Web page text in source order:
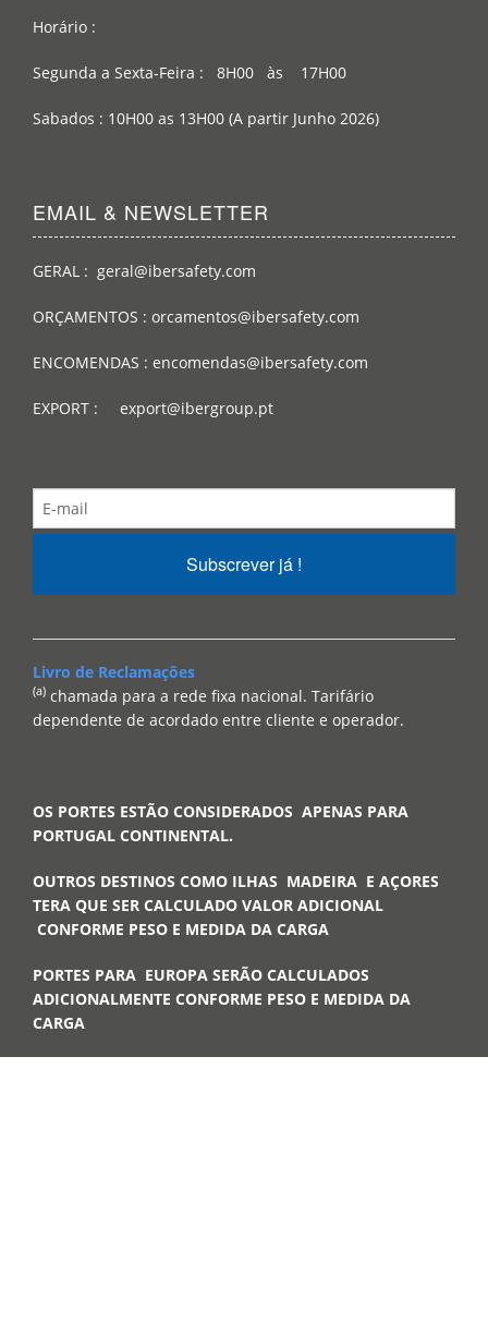
Horário :
Segunda a Sexta-Feira : 8H00 às 17H00
Sabados : 10H00 as 13H00 (A partir Junho 2026)
EMAIL & NEWSLETTER
GERAL : geral@ibersafety.com
ORÇAMENTOS : orcamentos@ibersafety.com
ENCOMENDAS : encomendas@ibersafety.com
EXPORT : export@ibergroup.pt
Subscrever já !
Livro de Reclamações
(a) chamada para a rede fixa nacional. Tarifário
dependente de acordado entre cliente e operador.
OS PORTES ESTÃO CONSIDERADOS APENAS PARA
PORTUGAL CONTINENTAL.
OUTROS DESTINOS COMO ILHAS MADEIRA E AÇORES
TERA QUE SER CALCULADO VALOR ADICIONAL
CONFORME PESO E MEDIDA DA CARGA
PORTES PARA EUROPA SERÃO CALCULADOS
ADICIONALMENTE CONFORME PESO E MEDIDA DA
CARGA